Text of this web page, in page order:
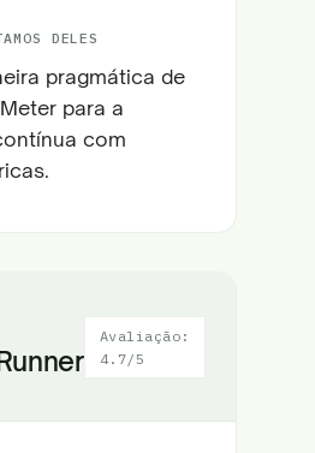
DELES
pragmática de
para a
com
Avaliação:
4.7/5